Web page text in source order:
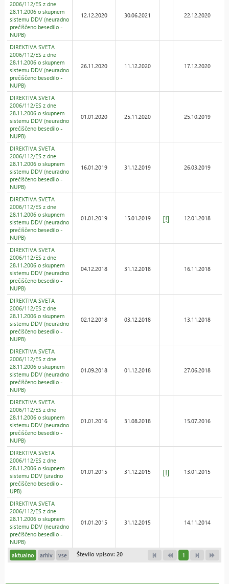
2006/112/ES z dne
28.11.2006 o skupnem
sistemu DDV (neuradno
prečiščeno besedilo -
NUPB)
12.12.2020 30.06.2021 22.12.2020
DIREKTIVA SVETA
2006/112/ES z dne
28.11.2006 o skupnem
sistemu DDV (neuradno
prečiščeno besedilo -
NUPB)
26.11.2020 11.12.2020 17.12.2020
DIREKTIVA SVETA
2006/112/ES z dne
28.11.2006 o skupnem
sistemu DDV (neuradno
prečiščeno besedilo -
NUPB)
01.01.2020 25.11.2020 25.10.2019
DIREKTIVA SVETA
2006/112/ES z dne
28.11.2006 o skupnem
sistemu DDV (neuradno
prečiščeno besedilo -
NUPB)
16.01.2019 31.12.2019 26.03.2019
DIREKTIVA SVETA
2006/112/ES z dne
28.11.2006 o skupnem
sistemu DDV (neuradno
prečiščeno besedilo -
NUPB)
01.01.2019 15.01.2019 [!] 12.01.2018
DIREKTIVA SVETA
2006/112/ES z dne
28.11.2006 o skupnem
sistemu DDV (neuradno
prečiščeno besedilo -
NUPB)
04.12.2018 31.12.2018 16.11.2018
DIREKTIVA SVETA
2006/112/ES z dne
28.11.2006 o skupnem
sistemu DDV (neuradno
prečiščeno besedilo -
NUPB)
02.12.2018 03.12.2018 13.11.2018
DIREKTIVA SVETA
2006/112/ES z dne
28.11.2006 o skupnem
sistemu DDV (neuradno
prečiščeno besedilo -
NUPB)
01.09.2018 01.12.2018 27.06.2018
DIREKTIVA SVETA
2006/112/ES z dne
28.11.2006 o skupnem
sistemu DDV (neuradno
prečiščeno besedilo -
NUPB)
01.01.2016 31.08.2018 15.07.2016
DIREKTIVA SVETA
2006/112/ES z dne
28.11.2006 o skupnem
sistemu DDV (uradno
prečiščeno besedilo -
UPB)
01.01.2015 31.12.2015 [!] 13.01.2015
DIREKTIVA SVETA
2006/112/ES z dne
28.11.2006 o skupnem
sistemu DDV (neuradno
prečiščeno besedilo -
NUPB)
01.01.2015 31.12.2015 14.11.2014
aktualno arhiv vse Število vpisov: 20 1